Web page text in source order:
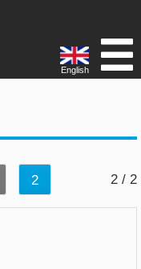
English
2 2 / 2